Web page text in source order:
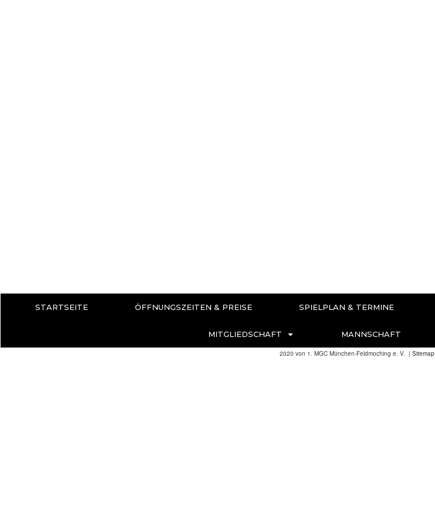
STARTSEITE ÖFFNUNGSZEITEN & PREISE SPIELPLAN & TERMINE
MITGLIEDSCHAFT MANNSCHAFT
2020 von 1. MGC München-Feldmoching e. V. | Sitemap